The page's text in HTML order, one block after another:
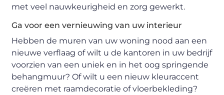
met veel nauwkeurigheid en zorg gewerkt.
Ga voor een vernieuwing van uw interieur
Hebben de muren van uw woning nood aan een
nieuwe verflaag of wilt u de kantoren in uw bedrijf
voorzien van een uniek en in het oog springende
behangmuur? Of wilt u een nieuw kleuraccent
creëren met raamdecoratie of vloerbekleding?